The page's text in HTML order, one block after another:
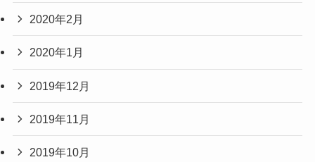
2020年2月
2020年1月
2019年12月
2019年11月
2019年10月